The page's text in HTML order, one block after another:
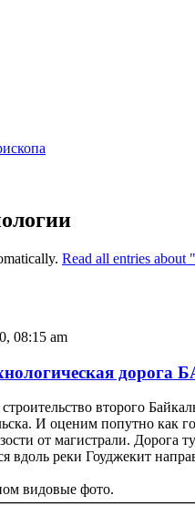
Read all entries about
, 08:15 am
дорога
второго
И оценим попутно как
от магистрали. Дорога
вдоль реки Гоуджекит
видовые фото.